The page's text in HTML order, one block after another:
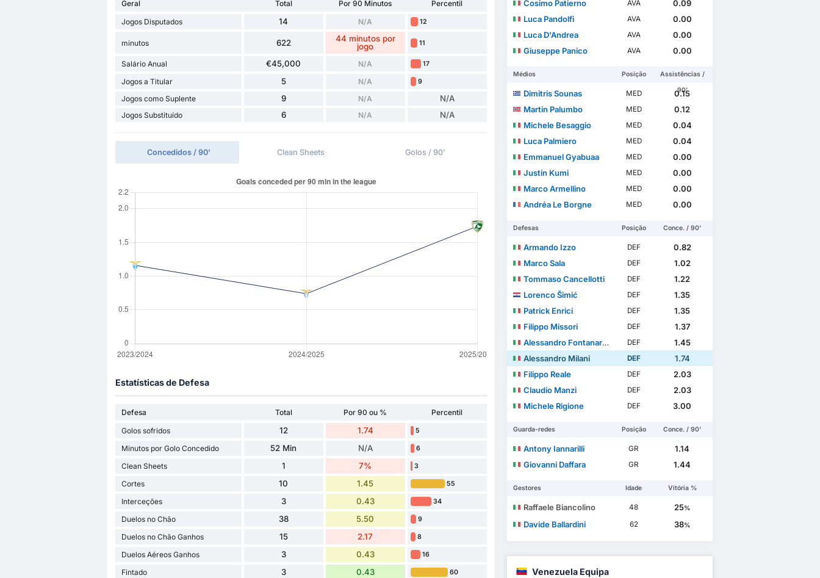
Geral Total Por 90 Minutos
Percentil
Jogos Disputados
14 N/A 12
minutos 622
44 minutos por
jogo
11
Salário Anual €45,000 N/A 17
Jogos a Titular 5 N/A 9
Jogos como Suplente 9 N/A N/A
Jogos Substituído 6 N/A N/A
Concedidos / 90' Clean Sheets Golos / 90'
Estatísticas de Defesa
Defesa Total Por 90 ou %
Percentil
Golos sofridos
12 1.74 5
Minutos por Golo Concedido 52 Min N/A 6
Clean Sheets 1 7% 3
Cortes 10 1.45 55
Interceções 3 0.43 34
Duelos no Chão 38 5.50 9
Duelos no Chão Ganhos 15 2.17 8
Duelos Aéreos Ganhos 3 0.43 16
Fintado 3 0.43 60
Cosimo Patierno
AVA
0.09
Luca Pandolfi
AVA
0.00
Luca D'Andrea
AVA
0.00
Giuseppe Panico
AVA 0.00
Médios Posição
Assistências /
90'
Dimitris Sounas MED
0.15
Martin Palumbo
MED
0.12
Michele Besaggio
MED
0.04
Luca Palmiero
MED
0.04
Emmanuel Gyabuaa
MED
0.00
Justin Kumi
MED
0.00
Marco Armellino
MED
0.00
Andréa Le Borgne
MED 0.00
Defesas Posição Conce. / 90'
Armando Izzo DEF
0.82
Marco Sala
DEF
1.02
Tommaso Cancellotti
DEF
1.22
Lorenco Šimić
DEF
1.35
Patrick Enrici
DEF
1.35
Filippo Missori
DEF
1.37
Alessandro Fontanarosa
DEF
1.45
Alessandro Milani
DEF
1.74
Filippo Reale
DEF
2.03
Claudio Manzi
DEF
2.03
Michele Rigione
DEF 3.00
Guarda-redes Posição Conce. / 90'
Antony Iannarilli GR
1.14
Giovanni Daffara
GR 1.44
Gestores Idade Vitória %
Raffaele Biancolino 48 25%
Davide Ballardini 62 38%
Venezuela Equipa